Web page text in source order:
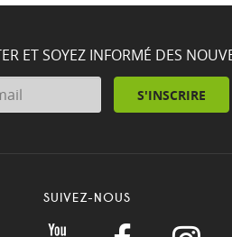
ET SOYEZ INFORMÉ DES
S'INSCRIRE
SUIVEZ-NOUS